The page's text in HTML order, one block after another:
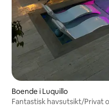
Boende i Luquillo
Fantastisk havsutsikt/Privat